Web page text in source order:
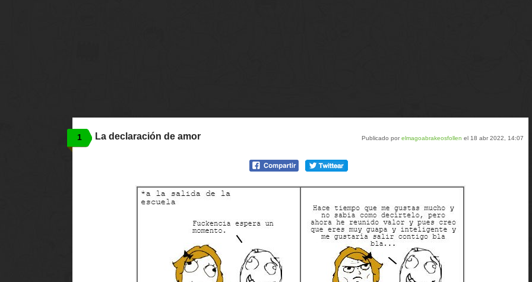
1 Publicado porelmagoabrakeosfollen el 18 abr 2022, 14:07
La declaración de amor